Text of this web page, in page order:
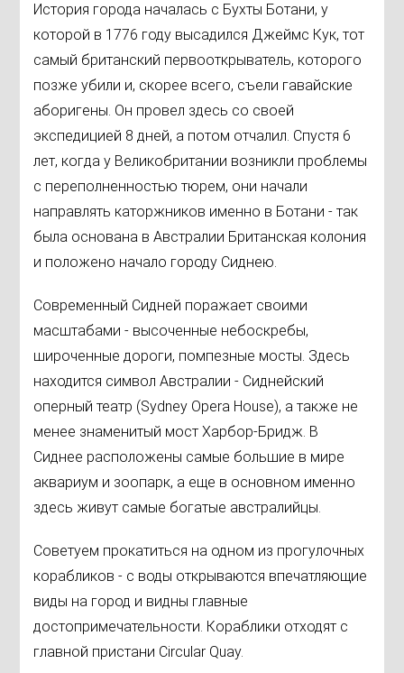
История города началась с Бухты Ботани, у
которой в 1776 году высадился Джеймс Кук, тот
самый британский первооткрыватель, которого
позже убили и, скорее всего, съели гавайские
аборигены. Он провел здесь со своей
экспедицией 8 дней, а потом отчалил. Спустя 6
лет, когда у Великобритании возникли проблемы
с переполненностью тюрем, они начали
направлять каторжников именно в Ботани - так
была основана в Австралии Британская колония
и положено начало городу Сиднею.
Современный Сидней поражает своими
масштабами - высоченные небоскребы,
широченные дороги, помпезные мосты. Здесь
находится символ Австралии - Сиднейский
оперный театр (Sydney Opera House), а также не
менее знаменитый мост Харбор-Бридж. В
Сиднее расположены самые большие в мире
аквариум и зоопарк, а еще в основном именно
здесь живут самые богатые австралийцы.
Советуем прокатиться на одном из прогулочных
корабликов - с воды открываются впечатляющие
виды на город и видны главные
достопримечательности. Кораблики отходят с
главной пристани Circular Quay.